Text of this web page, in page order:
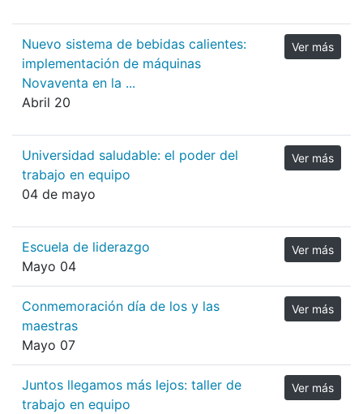
Nuevo sistema de bebidas calientes:
implementación de máquinas
Novaventa en la ...
Abril 20
Ver más
Universidad saludable: el poder del
trabajo en equipo
04 de mayo
Ver más
Escuela de liderazgo
Mayo 04
Ver más
Conmemoración día de los y las
maestras
Mayo 07
Ver más
Juntos llegamos más lejos: taller de
trabajo en equipo
Ver más